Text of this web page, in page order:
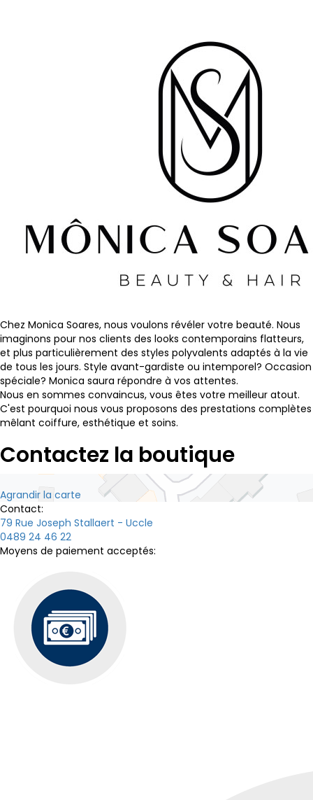
Chez Monica Soares, nous voulons révéler votre beauté. Nous
imaginons pour nos clients des looks contemporains flatteurs,
et plus particulièrement des styles polyvalents adaptés à la vie
de tous les jours. Style avant-gardiste ou intemporel? Occasion
spéciale? Monica saura répondre à vos attentes.
Nous en sommes convaincus, vous êtes votre meilleur atout.
C'est pourquoi nous vous proposons des prestations complètes
mêlant coiffure, esthétique et soins.
Contactez la boutique
Agrandir la carte
Contact:
79 Rue Joseph Stallaert - Uccle
0489 24 46 22
Moyens de paiement acceptés: